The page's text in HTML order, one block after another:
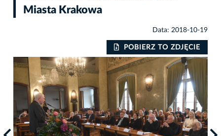
Miasta Krakowa
Data: 2018-10-19
POBIERZ TO ZDJĘCIE